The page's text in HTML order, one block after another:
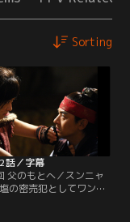
Sorting
話／字幕
父のもとへ／スンニャ
の密売犯としてワン・
られる。ワン・ゴはス
切り者ではないことを